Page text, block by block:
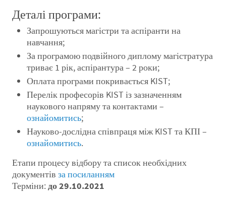
Деталі програми:
Запрошуються магістри та аспіранти на
навчання;
За програмою подвійного диплому магістратура
триває 1 рік, аспірантура – 2 роки;
Оплата програми покривається KIST;
Перелік професорів KIST із зазначенням
наукового напряму та контактами –
ознайомитись;
Науково-дослідна співпраця між KIST та КПІ –
ознайомитись.
Етапи процесу відбору та список необхідних
документів за посиланням
Терміни:до 29.10.2021